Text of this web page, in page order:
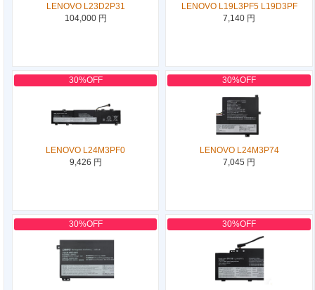
LENOVO L23D2P31
104,000 円
LENOVO L19L3PF5 L19D3PF
7,140 円
30%OFF
LENOVO L24M3PF0
9,426 円
30%OFF
LENOVO L24M3P74
7,045 円
30%OFF 30%OFF